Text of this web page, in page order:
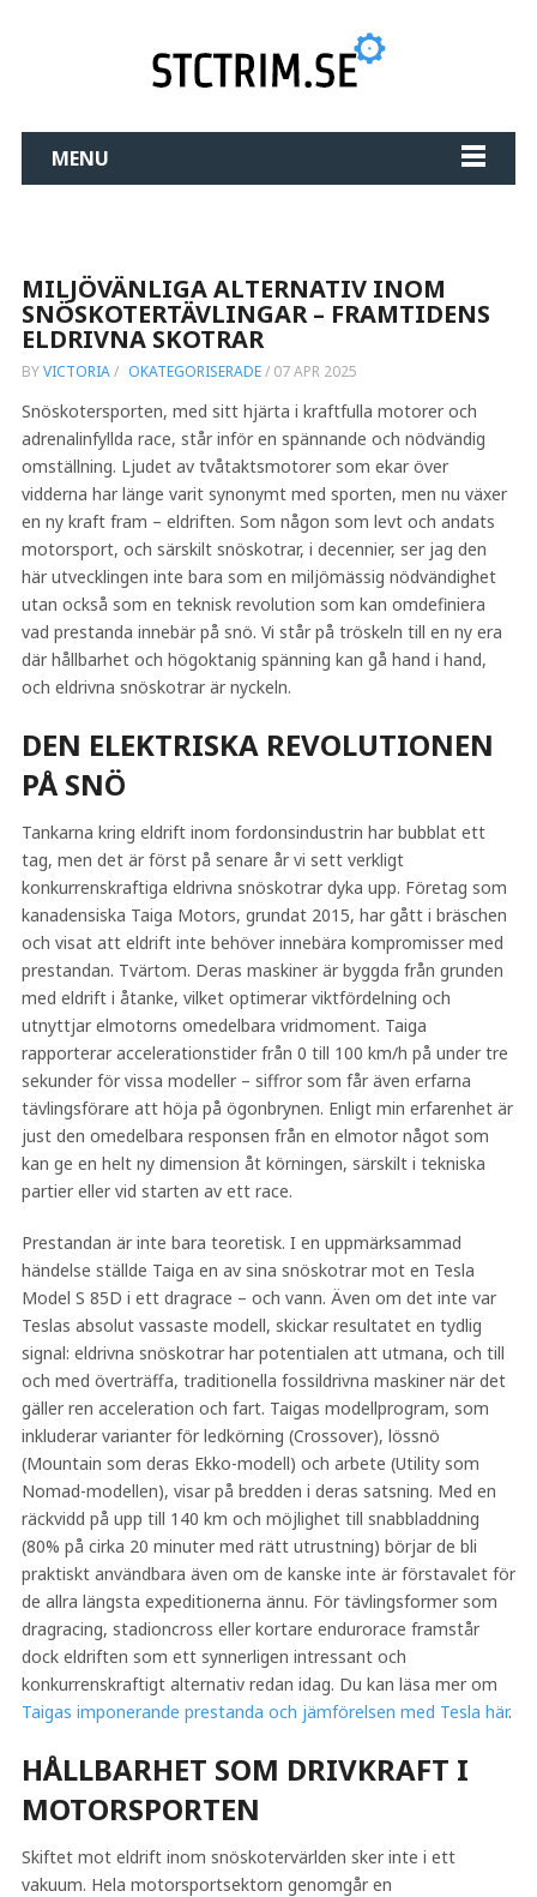
MENU
MILJÖVÄNLIGA ALTERNATIV INOM
SNÖSKOTERTÄVLINGAR – FRAMTIDENS
ELDRIVNA SKOTRAR
BYVICTORIA/ OKATEGORISERADE/ 07 APR 2025
Snöskotersporten, med sitt hjärta i kraftfulla motorer och
adrenalinfyllda race, står inför en spännande och nödvändig
omställning. Ljudet av tvåtaktsmotorer som ekar över
vidderna har länge varit synonymt med sporten, men nu växer
en ny kraft fram – eldriften. Som någon som levt och andats
motorsport, och särskilt snöskotrar, i decennier, ser jag den
här utvecklingen inte bara som en miljömässig nödvändighet
utan också som en teknisk revolution som kan omdefiniera
vad prestanda innebär på snö. Vi står på tröskeln till en ny era
där hållbarhet och högoktanig spänning kan gå hand i hand,
och eldrivna snöskotrar är nyckeln.
DEN ELEKTRISKA REVOLUTIONEN
PÅ SNÖ
Tankarna kring eldrift inom fordonsindustrin har bubblat ett
tag, men det är först på senare år vi sett verkligt
konkurrenskraftiga eldrivna snöskotrar dyka upp. Företag som
kanadensiska Taiga Motors, grundat 2015, har gått i bräschen
och visat att eldrift inte behöver innebära kompromisser med
prestandan. Tvärtom. Deras maskiner är byggda från grunden
med eldrift i åtanke, vilket optimerar viktfördelning och
utnyttjar elmotorns omedelbara vridmoment. Taiga
rapporterar accelerationstider från 0 till 100 km/h på under tre
sekunder för vissa modeller – siffror som får även erfarna
tävlingsförare att höja på ögonbrynen. Enligt min erfarenhet är
just den omedelbara responsen från en elmotor något som
kan ge en helt ny dimension åt körningen, särskilt i tekniska
partier eller vid starten av ett race.
Prestandan är inte bara teoretisk. I en uppmärksammad
händelse ställde Taiga en av sina snöskotrar mot en Tesla
Model S 85D i ett dragrace – och vann. Även om det inte var
Teslas absolut vassaste modell, skickar resultatet en tydlig
signal: eldrivna snöskotrar har potentialen att utmana, och till
och med överträffa, traditionella fossildrivna maskiner när det
gäller ren acceleration och fart. Taigas modellprogram, som
inkluderar varianter för ledkörning (Crossover), lössnö
(Mountain som deras Ekko-modell) och arbete (Utility som
Nomad-modellen), visar på bredden i deras satsning. Med en
räckvidd på upp till 140 km och möjlighet till snabbladdning
(80% på cirka 20 minuter med rätt utrustning) börjar de bli
praktiskt användbara även om de kanske inte är förstavalet för
de allra längsta expeditionerna ännu. För tävlingsformer som
dragracing, stadioncross eller kortare endurorace framstår
dock eldriften som ett synnerligen intressant och
konkurrenskraftigt alternativ redan idag. Du kan läsa mer om
Taigas imponerande prestanda och jämförelsen med Tesla här.
HÅLLBARHET SOM DRIVKRAFT I
MOTORSPORTEN
Skiftet mot eldrift inom snöskotervärlden sker inte i ett
vakuum. Hela motorsportsektorn genomgår en